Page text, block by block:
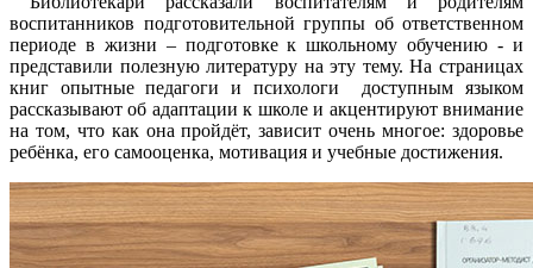
воспитанников подготовительной группы об ответственном
периоде в жизни – подготовке к школьному обучению - и
представили полезную литературу на эту тему. На страницах
книг опытные педагоги и психологи доступным языком
рассказывают об адаптации к школе и акцентируют внимание
на том, что как она пройдёт, зависит очень многое: здоровье
ребёнка, его самооценка, мотивация и учебные достижения.